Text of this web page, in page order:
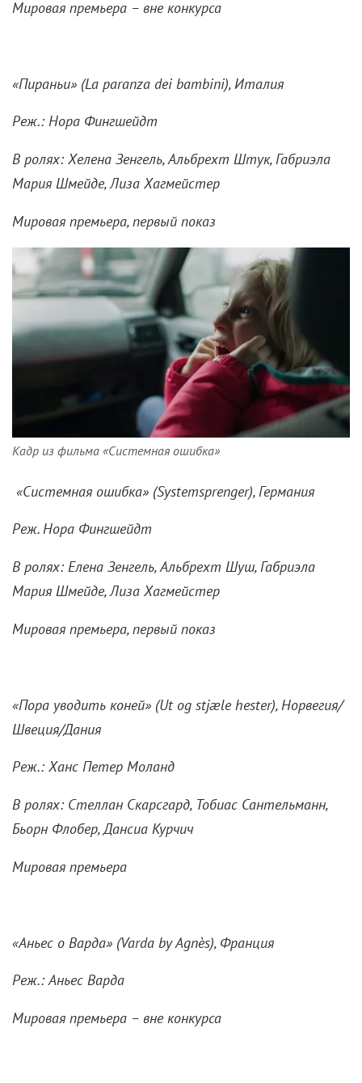
Мировая премьера – вне конкурса
«Пираньи» (La paranza dei bambini), Италия
Реж.: Нора Фингшейдт
В ролях: Хелена Зенгель, Альбрехт Штук, Габриэла
Мария Шмейде, Лиза Хагмейстер
Мировая премьера, первый показ
Кадр из фильма «Системная ошибка»
«Системная ошибка» (Systemsprenger), Германия
Реж. Нора Фингшейдт
В ролях: Елена Зенгель, Альбрехт Шуш, Габриэла
Мария Шмейде, Лиза Хагмейстер
Мировая премьера, первый показ
«Пора уводить коней» (Ut og stjæle hester), Норвегия/
Швеция/Дания
Реж.: Ханс Петер Моланд
В ролях: Стеллан Скарсгард, Тобиас Сантельманн,
Бьорн Флобер, Дансиа Курчич
Мировая премьера
«Аньес о Варда» (Varda byAgnès), Франция
Реж.: Аньес Варда
Мировая премьера – вне конкурса